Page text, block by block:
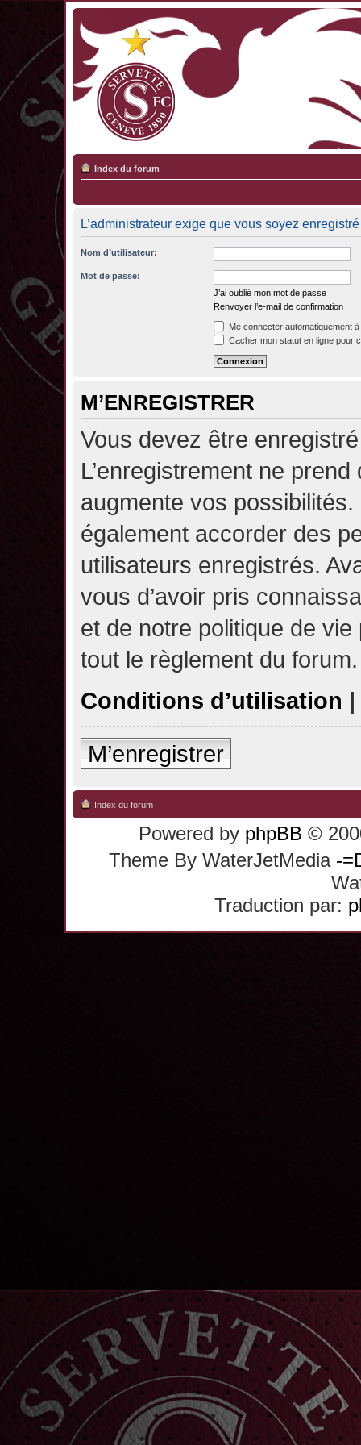
Index du forum
L’administrateur exige que vous soyez
Nom d’utilisateur:
Mot de passe:
J’ai oublié mon mot de passe
Renvoyer l’e-mail de confirmation
Me connecter automatiquement
Cacher mon statut en ligne pour
M’ENREGISTRER
Vous devez être
L’enregistrement ne
augmente vos possibilités.
également accorder des
utilisateurs enregistrés.
vous d’avoir pris
et de notre politique de
tout le règlement du forum.
Conditions d’utilisation |
M’enregistrer
Index du forum
Powered by phpBB ©
Theme By WaterJetMedia -
Traduction par: